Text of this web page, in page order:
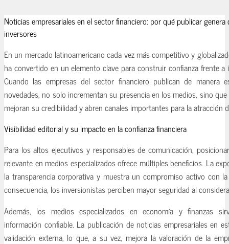
Noticias empresariales en el sector financiero: por qué publicar
inversores
En un mercado latinoamericano cada vez más competitivo y
ha convertido en un elemento clave para construir confianza frente a
Cuando las empresas del sector financiero publican de manera
novedades, no solo incrementan su presencia en los medios, sino
mejoran su credibilidad y abren canales importantes para la atracción
Visibilidad editorial y su impacto en la confianza financiera
Para los altos ejecutivos y responsables de comunicación,
relevante en medios especializados ofrece múltiples beneficios. La
la transparencia corporativa y muestra un compromiso activo con
consecuencia, los inversionistas perciben mayor seguridad al
Además, los medios especializados en economía y finanzas
información confiable. La publicación de noticias empresariales en
validación externa, lo que, a su vez, mejora la valoración de la